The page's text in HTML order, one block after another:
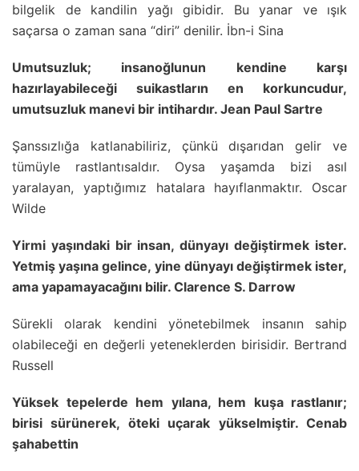
bilgelik de kandilin yağı gibidir. Bu yanar ve ışık
saçarsa o zaman sana “diri” denilir. İbn-i Sina
Umutsuzluk; insanoğlunun kendine karşı
hazırlayabileceği suikastların en korkuncudur,
umutsuzluk manevi bir intihardır. Jean Paul Sartre
Şanssızlığa katlanabiliriz, çünkü dışarıdan gelir ve
tümüyle rastlantısaldır. Oysa yaşamda bizi asıl
yaralayan, yaptığımız hatalara hayıflanmaktır. Oscar
Wilde
Yirmi yaşındaki bir insan, dünyayı değiştirmek ister.
Yetmiş yaşına gelince, yine dünyayı değiştirmek ister,
ama yapamayacağını bilir. Clarence S. Darrow
Sürekli olarak kendini yönetebilmek insanın sahip
olabileceği en değerli yeteneklerden birisidir. Bertrand
Russell
Yüksek tepelerde hem yılana, hem kuşa rastlanır;
birisi sürünerek, öteki uçarak yükselmiştir. Cenab
şahabettin